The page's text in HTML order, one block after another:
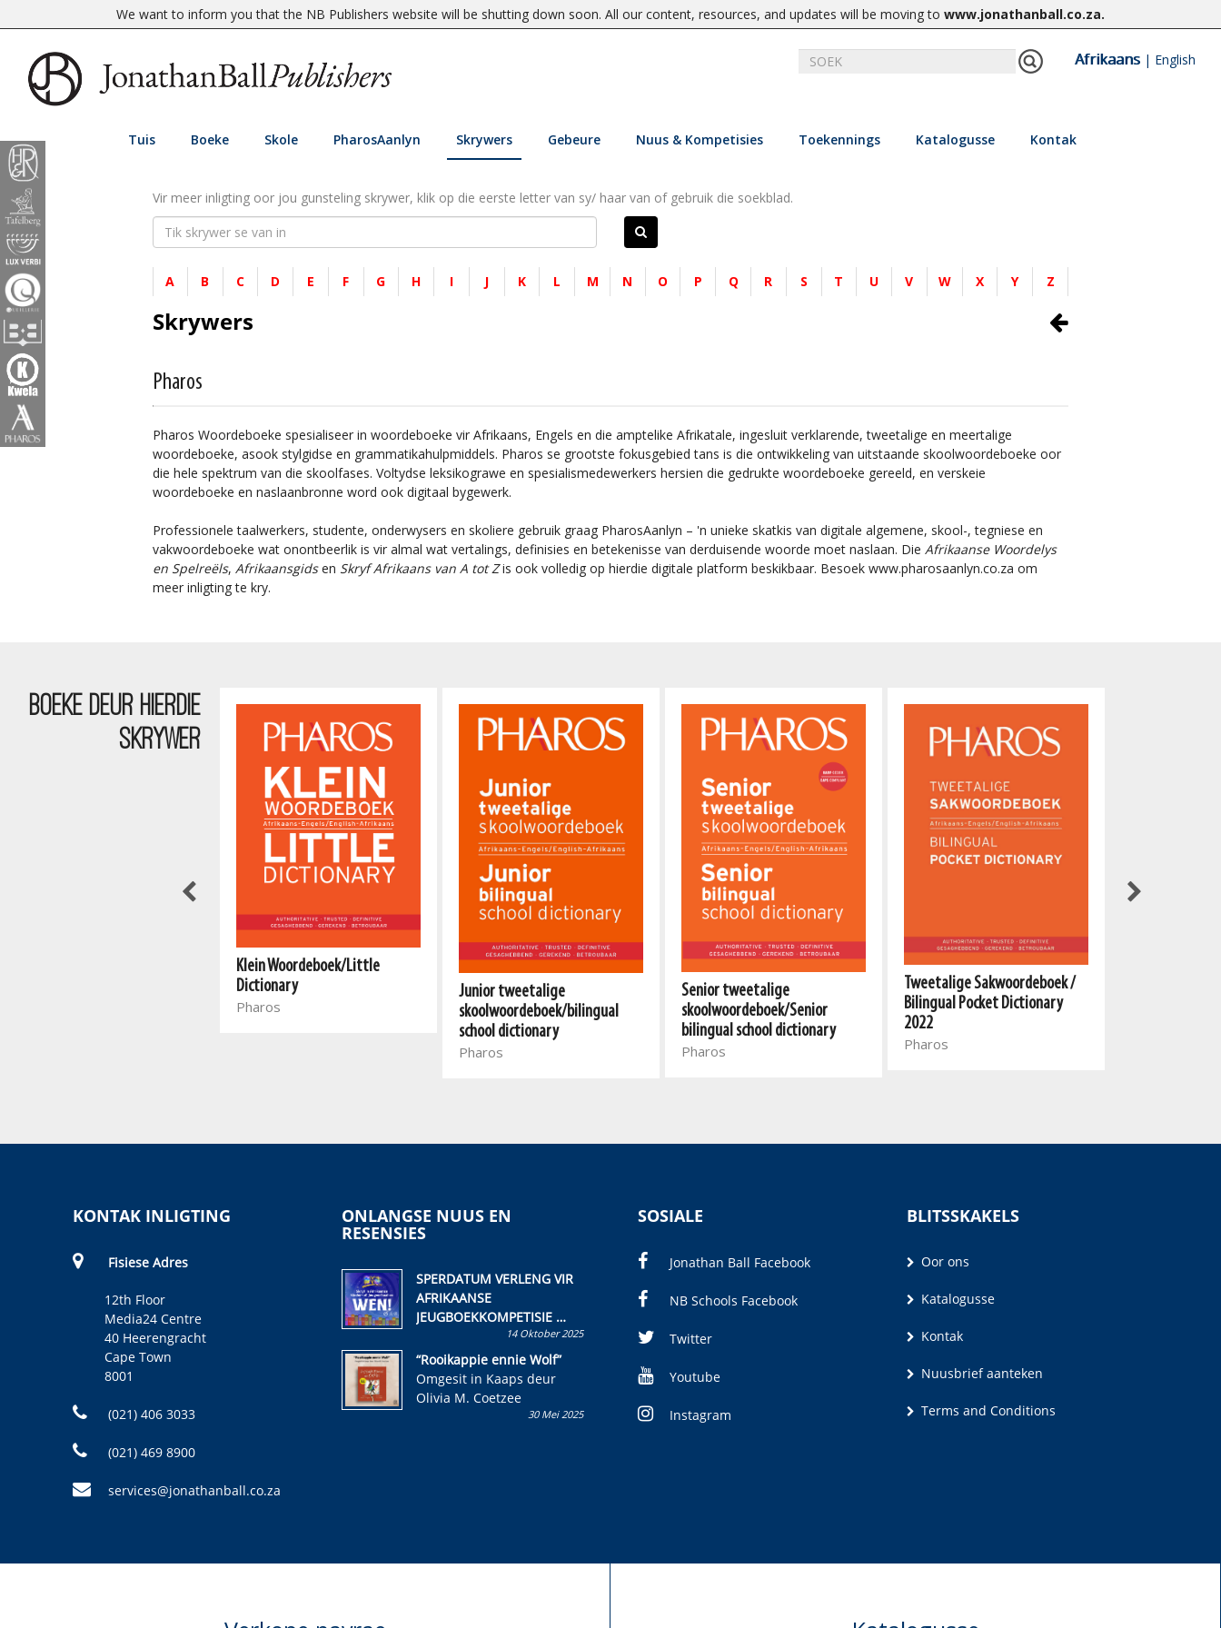
We want to inform you that the NB Publishers website will be shutting down soon. All our content, resources, and updates will be moving to www.jonathanball.co.za.
Afrikaans| English
Tuis Boeke Skole PharosAanlyn Skrywers Gebeure Nuus & Kompetisies Toekennings Katalogusse Kontak
Vir meer inligting oor jou gunsteling skrywer, klik op die eerste letter van sy/ haar van of gebruik die soekblad.
A B C D E F G H I J K L M N O P Q R S T U V W X Y Z
Skrywers
Pharos
Pharos Woordeboeke spesialiseer in woordeboeke vir Afrikaans, Engels en die amptelike Afrikatale, ingesluit verklarende, tweetalige en meertalige
woordeboeke, asook stylgidse en grammatikahulpmiddels. Pharos se grootste fokusgebied tans is die ontwikkeling van uitstaande skoolwoordeboeke oor
die hele spektrum van die skoolfases. Voltydse leksikograwe en spesialismedewerkers hersien die gedrukte woordeboeke gereeld, en verskeie
woordeboeke en naslaanbronne word ook digitaal bygewerk.
Professionele taalwerkers, studente, onderwysers en skoliere gebruik graag PharosAanlyn – 'n unieke skatkis van digitale algemene, skool-, tegniese en
vakwoordeboeke wat onontbeerlik is vir almal wat vertalings, definisies en betekenisse van derduisende woorde moet naslaan. Die Afrikaanse Woordelys
en Spelreëls, Afrikaansgidsen Skryf Afrikaans van A tot Zis ook volledig op hierdie digitale platform beskikbaar. Besoek www.pharosaanlyn.co.za om
meer inligting te kry.
BOEKE DEUR HIERDIE
SKRYWER
Klein Woordeboek/Little
Dictionary
Pharos
Junior tweetalige
skoolwoordeboek/bilingual
school dictionary
Pharos
Senior tweetalige
skoolwoordeboek/Senior
bilingual school dictionary
Pharos
Tweetalige Sakwoordeboek /
Bilingual Pocket Dictionary
2022
Pharos
KONTAK INLIGTING
Fisiese Adres
12th Floor
Media24 Centre
40 Heerengracht
Cape Town
8001
(021) 406 3033
(021) 469 8900
services@jonathanball.co.za
ONLANGSE NUUS EN
RESENSIES
SPERDATUM VERLENG VIR
AFRIKAANSE
JEUGBOEKKOMPETISIE
Skryf ’n jeugboek of
kinderboek en staan ’n
kans om R50 000 te wen!
14 Oktober 2025
“Rooikappie ennie Wolf”
Omgesit in Kaaps deur
Olivia M. Coetzee
30 Mei 2025
SOSIALE
Jonathan Ball Facebook
NB Schools Facebook
Twitter
Youtube
Instagram
BLITSSKAKELS
Oor ons
Katalogusse
Kontak
Nuusbrief aanteken
Terms and Conditions